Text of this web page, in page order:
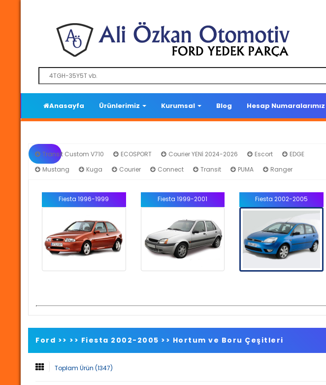
Anasayfa Ürünlerimiz Kurumsal Blog Hesap Numaralarımız
Transit Custom V710 ECOSPORT Courier YENİ 2024-2026 Escort EDGE
Mustang
Kuga Courier Connect Transit PUMA Ranger
Fiesta 1996-1999 Fiesta 1999-2001 Fiesta 2002-2005
Ford >> >> Fiesta 2002-2005 >> Hortum ve Boru Çeşitleri
Toplam Ürün (1347)